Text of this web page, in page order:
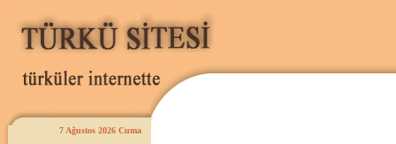
7 Ağustos 2026 Cuma